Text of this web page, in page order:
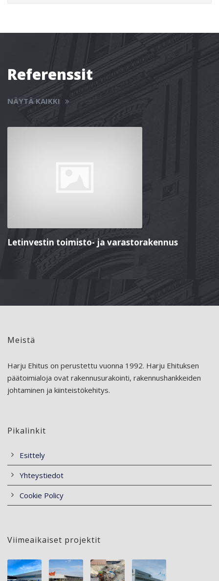
Referenssit
NÄYTÄ KAIKKI
Letinvestin toimisto- ja varastorakennus
Meistä
Harju Ehitus on perustettu vuonna 1992. Harju Ehituksen
päätoimialoja ovat rakennusurakointi, rakennushankkeiden
johtaminen ja kiinteistökehitys.
Pikalinkit
Esittely
Yhteystiedot
Cookie Policy
Viimeaikaiset projektit